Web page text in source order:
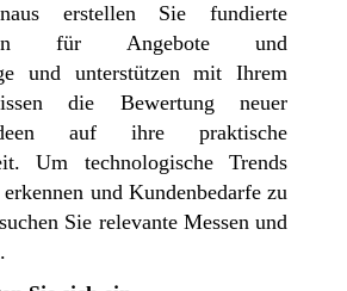
erstellen Sie fundierte
für Angebote und
und unterstützen mit Ihrem
die Bewertung neuer
auf ihre praktische
Um technologische Trends
und Kundenbedarfe zu
Sie relevante Messen und